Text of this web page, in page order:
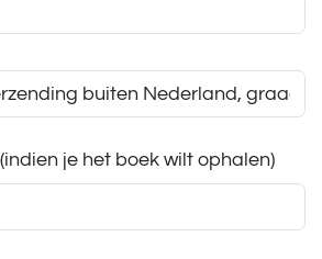
je het boek wilt ophalen)